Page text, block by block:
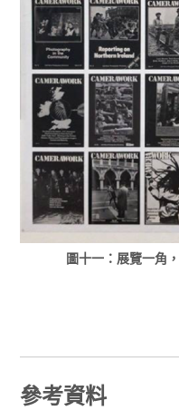
圖十一：展覽一角
參考資料